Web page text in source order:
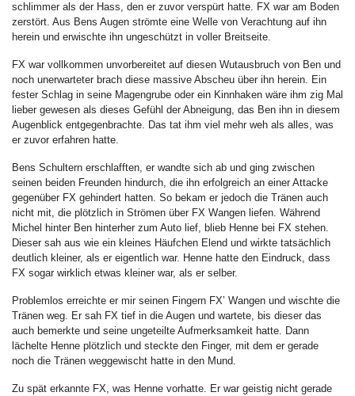
schlimmer als der Hass, den er zuvor verspürt hatte. FX war am Boden
zerstört. Aus Bens Augen strömte eine Welle von Verachtung auf ihn
herein und erwischte ihn ungeschützt in voller Breitseite.
FX war vollkommen unvorbereitet auf diesen Wutausbruch von Ben und
noch unerwarteter brach diese massive Abscheu über ihn herein. Ein
fester Schlag in seine Magengrube oder ein Kinnhaken wäre ihm zig Mal
lieber gewesen als dieses Gefühl der Abneigung, das Ben ihn in diesem
Augenblick entgegenbrachte. Das tat ihm viel mehr weh als alles, was
er zuvor erfahren hatte.
Bens Schultern erschlafften, er wandte sich ab und ging zwischen
seinen beiden Freunden hindurch, die ihn erfolgreich an einer Attacke
gegenüber FX gehindert hatten. So bekam er jedoch die Tränen auch
nicht mit, die plötzlich in Strömen über FX Wangen liefen. Während
Michel hinter Ben hinterher zum Auto lief, blieb Henne bei FX stehen.
Dieser sah aus wie ein kleines Häufchen Elend und wirkte tatsächlich
deutlich kleiner, als er eigentlich war. Henne hatte den Eindruck, dass
FX sogar wirklich etwas kleiner war, als er selber.
Problemlos erreichte er mir seinen Fingern FX’ Wangen und wischte die
Tränen weg. Er sah FX tief in die Augen und wartete, bis dieser das
auch bemerkte und seine ungeteilte Aufmerksamkeit hatte. Dann
lächelte Henne plötzlich und steckte den Finger, mit dem er gerade
noch die Tränen weggewischt hatte in den Mund.
Zu spät erkannte FX, was Henne vorhatte. Er war geistig nicht gerade